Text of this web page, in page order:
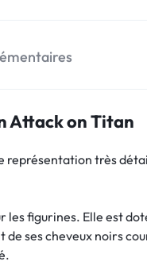
Attack on Titan
représentation très
figurines. Elle est
ses cheveux noirs